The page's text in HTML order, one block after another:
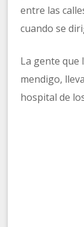
entre las
cuando se
La gente que
mendigo,
hospital de